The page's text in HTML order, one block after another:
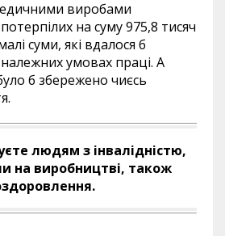
виробами
на суму 975,8 тисяч
суми, які вдалося б
умовах праці. А
б збережено чиєсь
людям з інвалідністю,
на виробництві, також